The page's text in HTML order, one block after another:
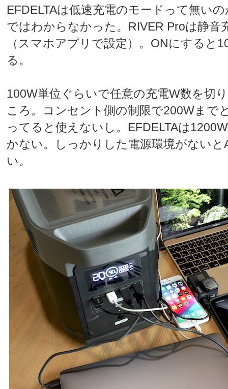
EFDELTAは低速充電のモードって無い
ではわからなかった。RIVER Proは静音
（スマホアプリで設定）。ONにすると
る。
100W単位ぐらいで任意の充電W数を切
ころ。コンセント側の制限で200Wまで
ってると使えないし。EFDELTAは
かない。しっかりした電源環境がないと
い。